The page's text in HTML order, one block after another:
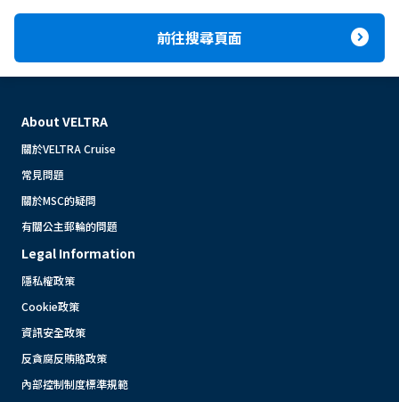
前往搜尋頁面 expand_circle_right
About VELTRA
關於VELTRA Cruise
常見問題
關於MSC的疑問
有關公主郵輪的問題
Legal Information
隱私權政策
Cookie政策
資訊安全政策
反貪腐反賄賂政策
內部控制制度標準規範